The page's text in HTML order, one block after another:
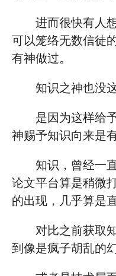
进而很快有人
可以笼络无数信徒
有神做过。
知识之神也没
是因为这样给
神赐予知识向来是
知识，曾经一
论文平台算是稍微
的出现，几乎算是
对比之前获取
到像是疯子胡乱的幻